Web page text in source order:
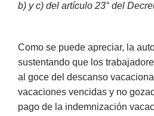
b) y c) del artículo 23° del
Como se puede apreciar, la
sustentando que los
al goce del descanso
vacaciones vencidas y no
pago de la indemnización